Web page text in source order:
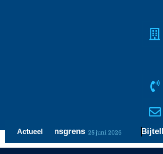
Actueel
vermogensgrens 25 juni 2026